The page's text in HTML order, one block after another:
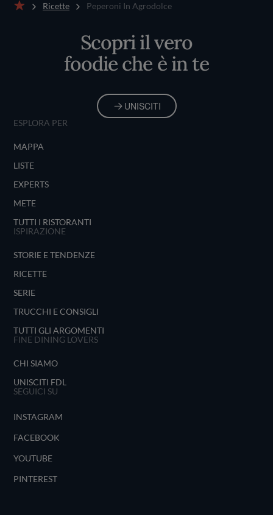
Ricette Peperoni In Agrodolce
Scopri il vero
foodie che è in te
UNISCITI
ESPLORA PER
MAPPA
LISTE
EXPERTS
METE
TUTTI I RISTORANTI
ISPIRAZIONE
STORIE E TENDENZE
RICETTE
SERIE
TRUCCHI E CONSIGLI
TUTTI GLI ARGOMENTI
FINE DINING LOVERS
CHI SIAMO
UNISCITI FDL
SEGUICI SU
INSTAGRAM
FACEBOOK
YOUTUBE
PINTEREST